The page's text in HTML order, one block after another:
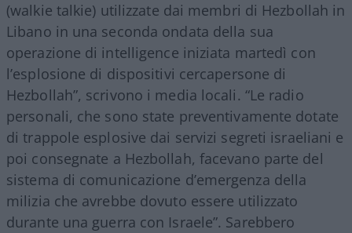
(walkie talkie) utilizzate dai membri di Hezbollah in
Libano in una seconda ondata della sua
operazione di intelligence iniziata martedì con
l’esplosione di dispositivi cercapersone di
Hezbollah”, scrivono i media locali. “Le radio
personali, che sono state preventivamente dotate
di trappole esplosive dai servizi segreti israeliani e
poi consegnate a Hezbollah, facevano parte del
sistema di comunicazione d’emergenza della
milizia che avrebbe dovuto essere utilizzato
durante una guerra con Israele”. Sarebbero